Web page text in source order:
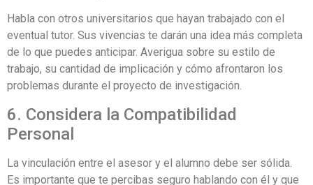
Habla con otros universitarios que hayan trabajado con el
eventual tutor. Sus vivencias te darán una idea más completa
de lo que puedes anticipar. Averigua sobre su estilo de
trabajo, su cantidad de implicación y cómo afrontaron los
problemas durante el proyecto de investigación.
6. Considera la Compatibilidad
Personal
La vinculación entre el asesor y el alumno debe ser sólida.
Es importante que te percibas seguro hablando con él y que